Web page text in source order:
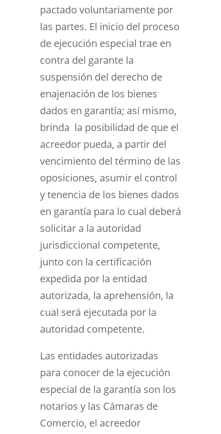
pactado voluntariamente por
las partes. El inicio del proceso
de ejecución especial trae en
contra del garante la
suspensión del derecho de
enajenación de los bienes
dados en garantía; así mismo,
brinda la posibilidad de que el
acreedor pueda, a partir del
vencimiento del término de las
oposiciones, asumir el control
y tenencia de los bienes dados
en garantía para lo cual deberá
solicitar a la autoridad
jurisdiccional competente,
junto con la certificación
expedida por la entidad
autorizada, la aprehensión, la
cual será ejecutada por la
autoridad competente.
Las entidades autorizadas
para conocer de la ejecución
especial de la garantía son los
notarios y las Cámaras de
Comercio, el acreedor